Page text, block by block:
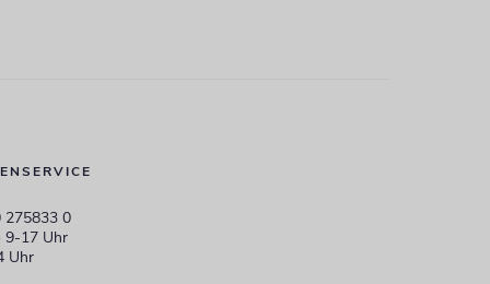
275833 0
9-17 Uhr
Uhr